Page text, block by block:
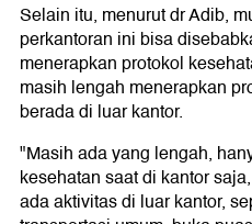
Selain itu, menurut dr Adib,
perkantoran ini bisa
menerapkan protokol
masih lengah menerapkan
berada di luar kantor.
"Masih ada yang lengah,
kesehatan saat di kantor
ada aktivitas di luar kantor,